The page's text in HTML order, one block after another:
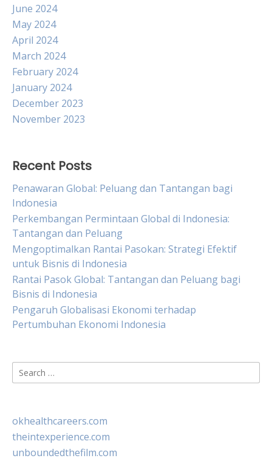
June 2024
May 2024
April 2024
March 2024
February 2024
January 2024
December 2023
November 2023
Recent Posts
Penawaran Global: Peluang dan Tantangan bagi
Indonesia
Perkembangan Permintaan Global di Indonesia:
Tantangan dan Peluang
Mengoptimalkan Rantai Pasokan: Strategi Efektif
untuk Bisnis di Indonesia
Rantai Pasok Global: Tantangan dan Peluang bagi
Bisnis di Indonesia
Pengaruh Globalisasi Ekonomi terhadap
Pertumbuhan Ekonomi Indonesia
Search
for:
okhealthcareers.com
theintexperience.com
unboundedthefilm.com